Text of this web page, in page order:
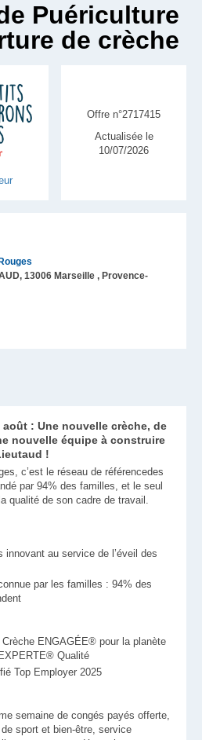
Puériculture
de crèche
13006 Marseille , Provence-
Offre n°2717415
Actualisée le
10/07/2026
: Une nouvelle crèche, de
nouvelle équipe à construire
!
c’est le réseau de référencedes
par 94% des familles, et le seul
qualité de son cadre de travail.
innovant au service de l’éveil des
par les familles : 94% des
ENGAGÉE® pour la planète
Qualité
Top Employer 2025
semaine de congés payés offerte,
sport et bien-être, service